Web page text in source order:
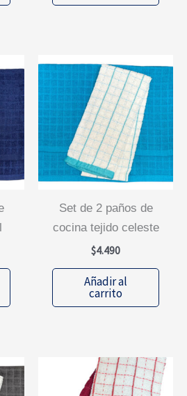
set de 2 paños de
cocina tejido celeste
$4.490
Añadir al
carrito